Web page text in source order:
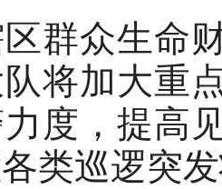
群众生命
将加大重
度，提高
类巡逻突